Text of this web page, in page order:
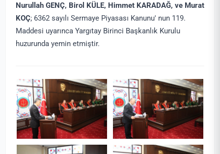
Nurullah GENÇ, Birol KÜLE, Himmet KARADAĞ, ve Murat
KOÇ; 6362 sayılı Sermaye Piyasası Kanunu' nun 119.
Maddesi uyarınca Yargıtay Birinci Başkanlık Kurulu
huzurunda yemin etmiştir.